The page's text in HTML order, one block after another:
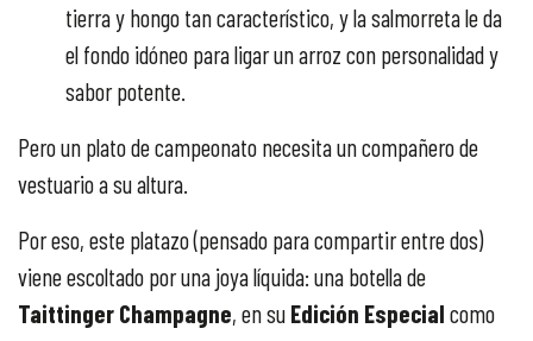
tierra y hongo tan característico, y la salmorreta le da
el fondo idóneo para ligar un arroz con personalidad y
sabor potente.
Pero un plato de campeonato necesita un compañero de
vestuario a su altura.
Por eso, este platazo (pensado para compartir entre dos)
viene escoltado por una joya líquida: una botella de
Taittinger Champagne, en su Edición Especial como